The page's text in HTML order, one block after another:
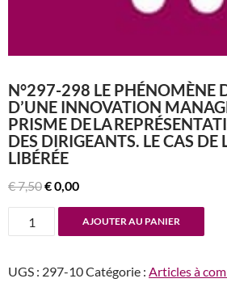
N°297-298 LE PHÉNOMÈNE
D’UNE INNOVATION
PRISME DE LA
DES DIRIGEANTS. LE CAS DE
LIBÉRÉE
€7,50Le
prix
€0,00Le
prix
actuel
quantité
de
298
AJOUTER AU PANIER
UGS : 297-10Catégorie : Articles à